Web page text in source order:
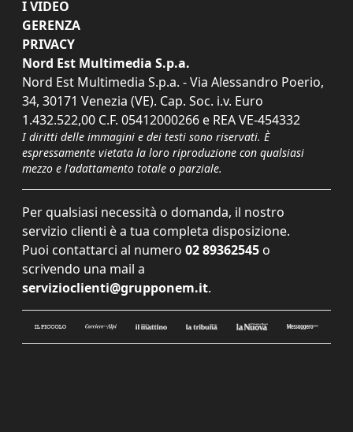
I VIDEO
GERENZA
PRIVACY
Nord Est Multimedia S.p.a.
Nord Est Multimedia S.p.a. - Via Alessandro Poerio,
34, 30171 Venezia (VE). Cap. Soc. i.v. Euro
1.432.522,00 C.F. 05412000266 e REA VE-454332
I diritti delle immagini e dei testi sono riservati. È
espressamente vietata la loro riproduzione con qualsiasi
mezzo e l'adattamento totale o parziale.
Per qualsiasi necessità o domanda, il nostro
servizio clienti è a tua completa disposizione.
Puoi contattarci al numero 02 89362545 o
scrivendo una mail a
servizioclienti@grupponem.it.